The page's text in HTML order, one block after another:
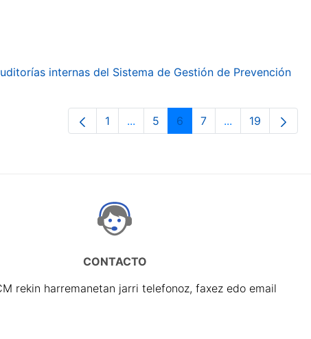
internas del Sistema de Gestión de Prevención
Orrialdea
1 ...Intermediate Pages Use TAB to
Orrialdea
5 Orrialdea
6 Orrialdea
7 ...Intermediate
Orrialdea
19
CONTACTO
rekin harremanetan jarri telefonoz, faxez edo email